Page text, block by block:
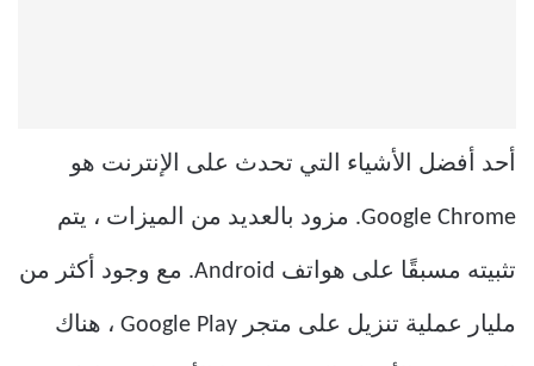
أحد أفضل الأشياء التي تحدث على الإنترنت هو
Google Chrome. مزود بالعديد من الميزات ، يتم
تثبيته مسبقًا على هواتف Android. مع وجود أكثر من
مليار عملية تنزيل على متجر Google Play ، هناك